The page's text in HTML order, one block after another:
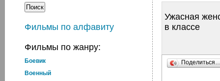
Фильмы по алфавиту
Фильмы по жанру:
Боевик
Военный
Ужасная
в классе